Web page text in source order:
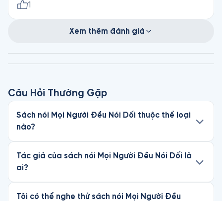
1
Xem thêm đánh giá
Câu Hỏi Thường Gặp
Sách nói Mọi Người Đều Nói Dối thuộc thể loại
nào?
Tác giả của sách nói Mọi Người Đều Nói Dối là
ai?
Tôi có thể nghe thử sách nói Mọi Người Đều